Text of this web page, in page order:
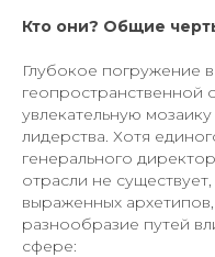
Кто они? Общие
Глубокое погружение
геопространственной
увлекательную
лидерства. Хотя
генерального
отрасли не
выраженных
разнообразие путей
сфере: